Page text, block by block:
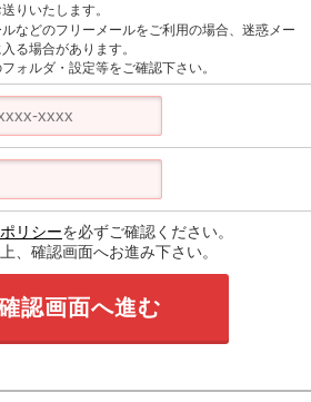
りいたします。
などのフリーメールをご利用の場合、迷惑メー
る場合があります。
ォルダ・設定等をご確認下さい。
リシーを必ずご確認ください。
、確認画面へお進み下さい。
認画面へ進む